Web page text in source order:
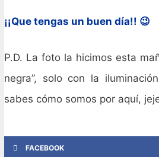
¡¡Que tengas un buen día!! 😉
P.D. La foto la hicimos esta
negra”, solo con la
sabes cómo somos por aquí,
FACEBOOK